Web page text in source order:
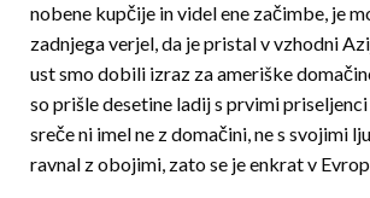
nobene kupčije in videl ene začimbe, je
zadnjega verjel, da je pristal v vzhodni
ust smo dobili izraz za ameriške
so prišle desetine ladij s prvimi
sreče ni imel ne z domačini, ne s svojimi
ravnal z obojimi, zato se je enkrat v